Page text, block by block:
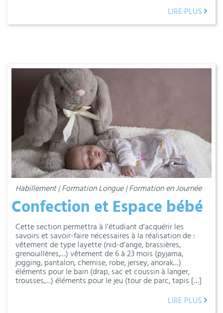
LIRE PLUS
Habillement | Formation Longue | Formation en Journée
Confection et Espace bébé
Cette section permettra à l’étudiant d’acquérir les
savoirs et savoir-faire nécessaires à la réalisation de :
vêtement de type layette (nid-d’ange, brassières,
grenouillères,…) vêtement de 6 à 23 mois (pyjama,
jogging, pantalon, chemise, robe, jersey, anorak…)
éléments pour le bain (drap, sac et coussin à langer,
trousses,…) éléments pour le jeu (tour de parc, tapis […]
LIRE PLUS